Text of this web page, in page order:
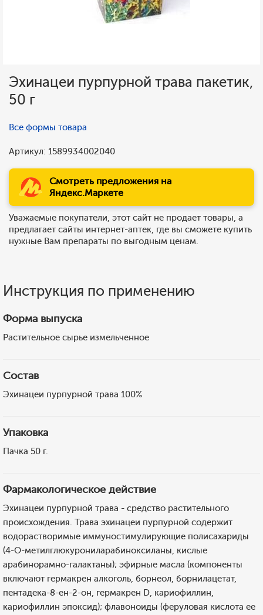
Эхинацеи пурпурной трава пакетик,
50 г
Все формы товара
Артикул: 1589934002040
Смотреть предложения на
Яндекс.Маркете
Уважаемые покупатели, этот сайт не продает товары, а
предлагает сайты интернет-аптек, где вы сможете купить
нужные Вам препараты по выгодным ценам.
Инструкция по применению
Форма выпуска
Растительное сырье измельченное
Состав
Эхинацеи пурпурной трава 100%
Упаковка
Пачка 50 г.
Фармакологическое действие
Эхинацеи пурпурной трава - средство растительного
происхождения. Трава эхинацеи пурпурной содержит
водорастворимые иммуностимулирующие полисахариды
(4-О-метилглюкурониларабиноксиланы, кислые
арабинорамно-галактаны); эфирные масла (компоненты
включают гермакрен алкоголь, борнеол, борнилацетат,
пентадека-8-ен-2-он, гермакрен D, кариофиллин,
кариофиллин эпоксид); флавоноиды (феруловая кислота ее